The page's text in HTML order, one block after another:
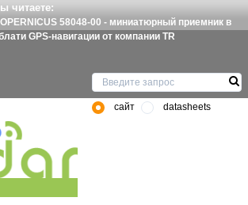
читаете:
58048-00 - миниатюрный приемник в
GPS-навигации от компании TR
сайт datasheets